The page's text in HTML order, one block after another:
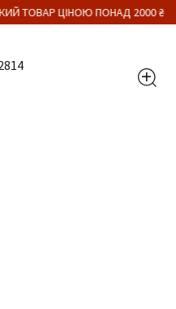
ТОВАР ЦІНОЮ ПОНАД 2000 ₴